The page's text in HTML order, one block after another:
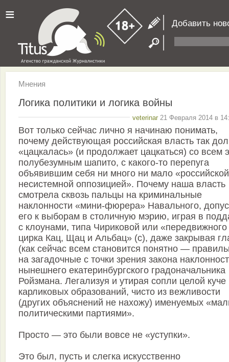
≡ Добавить
Мнения
Логика политики и логика войны
veterinar 21 Февраля 2014 в
Вот только сейчас лично я начинаю понимать,
почему действующая российская власть так
«цацкалась» (и продолжает цацкаться) со всем
полубезумным шапито, с какого-то перепуга
объявившим себя ни много ни мало «российской
несистемной оппозицией». Почему наша власть
смотрела сквозь пальцы на криминальные
наклонности «мини-фюрера» Навального,
его к выборам в столичную мэрию, играя в
с клоунами, типа Чириковой или «передвижного
цирка Кац, Щац и Альбац» (с), даже закрывая
(как сейчас всем становится понятно —
на загадочные с точки зрения закона
нынешнего екатеринбургского градоначальника
Ройзмана. Легализуя и утирая сопли целой куче
карликовых образований, чисто из вежливости
(других объяснений не нахожу) именуемых
политическими партиями».
Просто — это были вовсе не «уступки».
Это был, пусть и слегка искусственно